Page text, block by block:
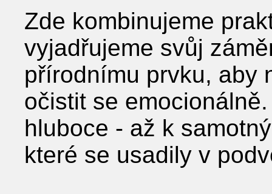
Zde kombinujeme
vyjadřujeme svůj
přírodnímu prvku, aby
očistit se
hluboce - až k
které se usadily v